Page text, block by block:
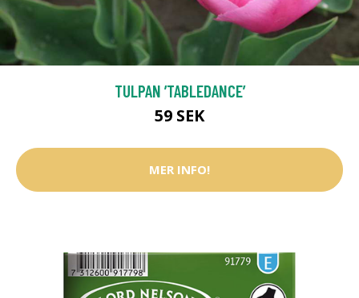
TULPAN ’TABLEDANCE’
59 SEK
MER INFO!